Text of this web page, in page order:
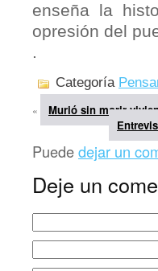
enseña la
opresión del
.
Categoría
«
Murió sin morir
Puededejar un
Deje un